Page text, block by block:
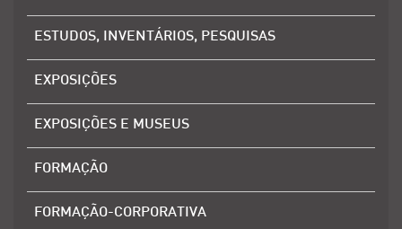
ESTUDOS, INVENTÁRIOS, PESQUISAS
EXPOSIÇÕES
EXPOSIÇÕES E MUSEUS
FORMAÇÃO
FORMAÇÃO-CORPORATIVA